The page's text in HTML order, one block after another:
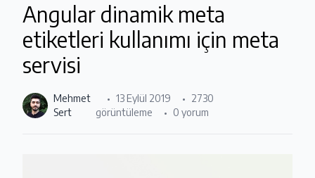
Angular dinamik meta
etiketleri kullanımı için meta
servisi
Mehmet
Sert
13 Eylül 2019
2730
görüntüleme
0 yorum